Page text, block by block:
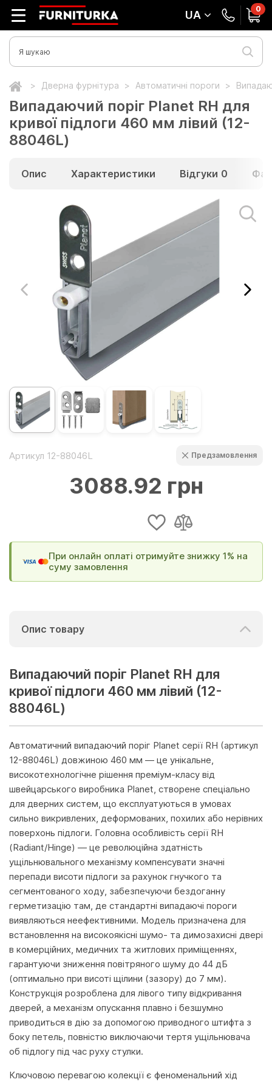
UA 0
Дверна фурнітура Автоматичні пороги
Випадаючий поріг Planet RH для
кривої підлоги 460 мм лівий (12-
88046L)
Опис Характеристики Відгуки 0
Артикул 12-88046L Предзамовлення
3088.92 грн
При онлайн оплаті отримуйте знижку 1% на
суму замовлення
Опис товару
Випадаючий поріг Planet RH для
кривої підлоги 460 мм лівий (12-
88046L)
Автоматичний випадаючий поріг Planet серії RH (артикул
12-88046L) довжиною 460 мм — це унікальне,
високотехнологічне рішення преміум-класу від
швейцарського виробника Planet, створене спеціально
для дверних систем, що експлуатуються в умовах
сильно викривлених, деформованих, похилих або нерівних
поверхонь підлоги. Головна особливість серії RH
(Radiant/Hinge) — це революційна здатність
ущільнювального механізму компенсувати значні
перепади висоти підлоги за рахунок гнучкого та
сегментованого ходу, забезпечуючи бездоганну
герметизацію там, де стандартні випадаючі пороги
виявляються неефективними. Модель призначена для
встановлення на високоякісні шумо- та димозахисні двері
в комерційних, медичних та житлових приміщеннях,
гарантуючи зниження повітряного шуму до 44 дБ
(оптимально при висоті щілини (зазору) до 7 мм).
Конструкція розроблена для лівого типу відкривання
дверей, а механізм опускання плавно і безшумно
приводиться в дію за допомогою приводного штифта з
боку петель, повністю виключаючи тертя ущільнювача
об підлогу під час руху стулки.
Ключовою перевагою колекції є феноменальний хід